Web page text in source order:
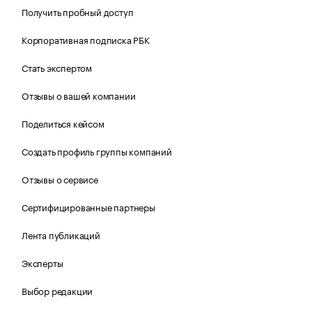
Получить пробный доступ
Корпоративная подписка РБК
Стать экспертом
Отзывы о вашей компании
Поделиться кейсом
Создать профиль группы компаний
Отзывы о сервисе
Сертифицированные партнеры
Лента публикаций
Эксперты
Выбор редакции